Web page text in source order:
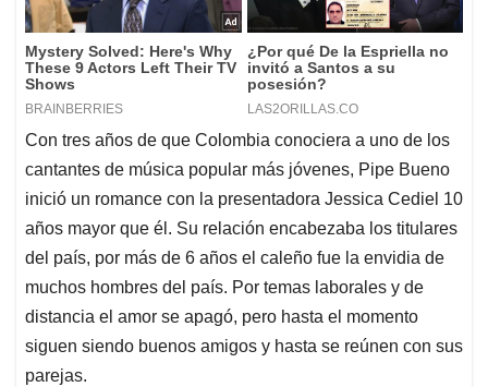
Con tres años de que Colombia conociera a uno de los
cantantes de música popular más jóvenes, Pipe Bueno
inició un romance con la presentadora Jessica Cediel 10
años mayor que él. Su relación encabezaba los titulares
del país, por más de 6 años el caleño fue la envidia de
muchos hombres del país. Por temas laborales y de
distancia el amor se apagó, pero hasta el momento
siguen siendo buenos amigos y hasta se reúnen con sus
parejas.